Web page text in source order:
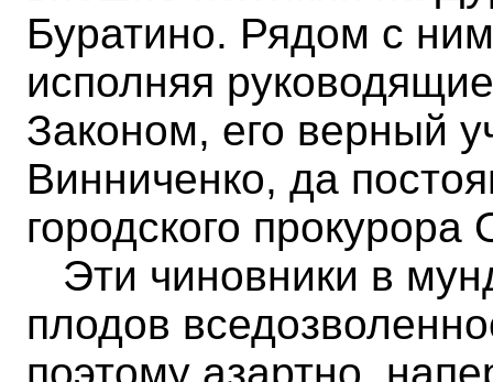
Буратино. Рядом с
исполняя
Законом, его верный
Винниченко, да
городского прокурора
Эти чиновники в
плодов